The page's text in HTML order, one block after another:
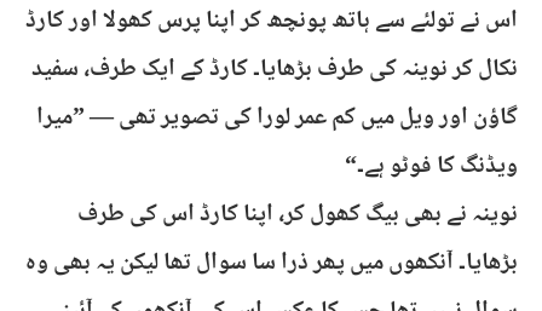
اس نے تولئے سے ہاتھ پونچھ کر اپنا پرس کھولا اور کارڈ
نکال کر نوینہ کی طرف بڑھایا۔ کارڈ کے ایک طرف، سفید
گاؤن اور ویل میں کم عمر لورا کی تصویر تھی — ”میرا
ویڈنگ کا فوٹو ہے۔“
نوینہ نے بھی بیگ کھول کر، اپنا کارڈ اس کی طرف
بڑھایا۔ آنکھوں میں پھر ذرا سا سوال تھا لیکن یہ بھی وہ